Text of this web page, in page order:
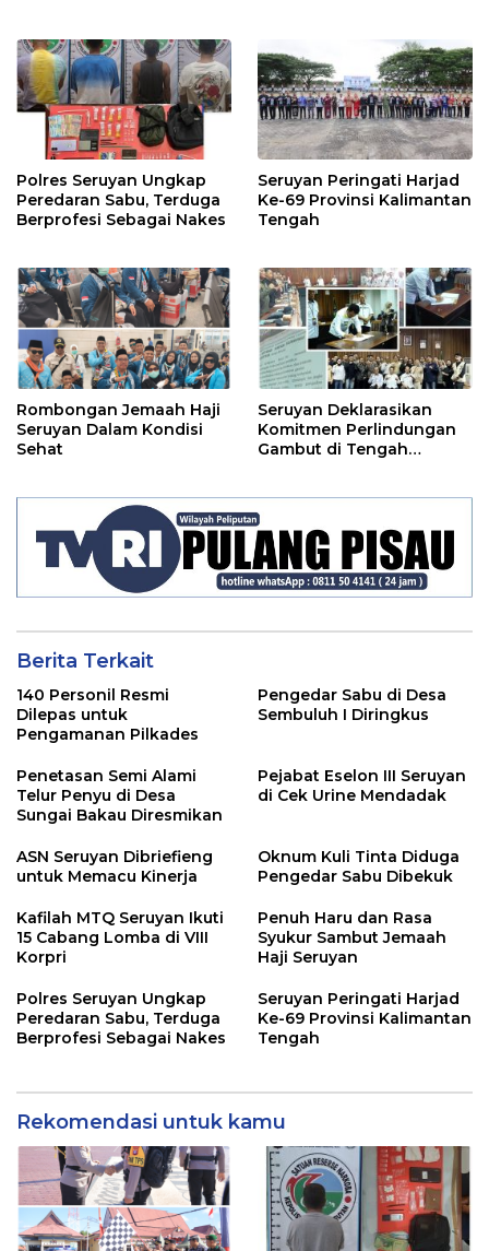
Polres Seruyan Ungkap
Peredaran Sabu, Terduga
Berprofesi Sebagai Nakes
Seruyan Peringati Harjad
Ke-69 Provinsi Kalimantan
Tengah
Rombongan Jemaah Haji
Seruyan Dalam Kondisi
Sehat
Seruyan Deklarasikan
Komitmen Perlindungan
Gambut di Tengah
Berita Terkait
140 Personil Resmi
Dilepas untuk
Pengamanan Pilkades
Pengedar Sabu di Desa
Sembuluh I Diringkus
Penetasan Semi Alami
Telur Penyu di Desa
Sungai Bakau Diresmikan
Pejabat Eselon III Seruyan
di Cek Urine Mendadak
ASN Seruyan Dibriefieng
untuk Memacu Kinerja
Oknum Kuli Tinta Diduga
Pengedar Sabu Dibekuk
Kafilah MTQ Seruyan Ikuti
15 Cabang Lomba di VIII
Korpri
Penuh Haru dan Rasa
Syukur Sambut Jemaah
Haji Seruyan
Polres Seruyan Ungkap
Peredaran Sabu, Terduga
Berprofesi Sebagai Nakes
Seruyan Peringati Harjad
Ke-69 Provinsi Kalimantan
Tengah
Rekomendasi untuk kamu